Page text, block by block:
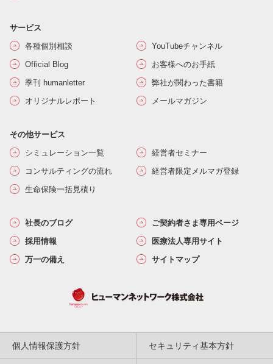
サービス
各種個別相談
YouTubeチャンネル
Official Blog
お客様へのお手紙
季刊 humanletter
弊社が関わった書籍
オリジナルレポート
メールマガジン
その他サービス
シミュレーション一覧
経営者セミナー
コンサルティングの流れ
経営者限定メルマガ登録
生命保険一括見積り
社長のブログ
ご契約者さま専用ページ
採用情報
医療法人専用サイト
万一の備え
サイトマップ
個人情報保護方針 セキュリティ基本方針